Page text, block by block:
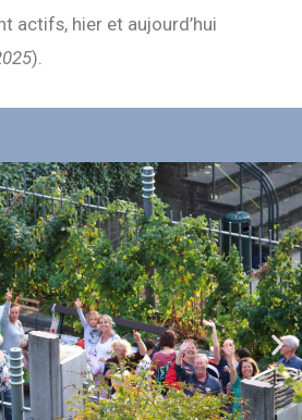
actifs, hier et aujourd’hui
).